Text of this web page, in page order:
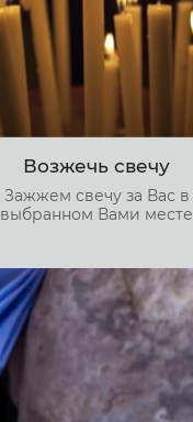
Возжечь свечу
Зажжем свечу за Вас в
выбранном Вами месте